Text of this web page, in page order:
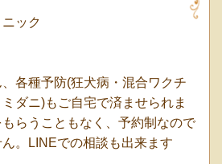
ック
各種予防(狂犬病・混合ワクチ
ダニ)もご自宅で済ませられま
らうこともなく、予約制なので
。LINEでの相談も出来ます